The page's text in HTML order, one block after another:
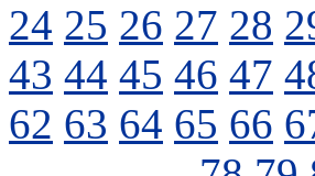
24 25 26 27 28
43 44 45 46 47
62 63 64 65 66